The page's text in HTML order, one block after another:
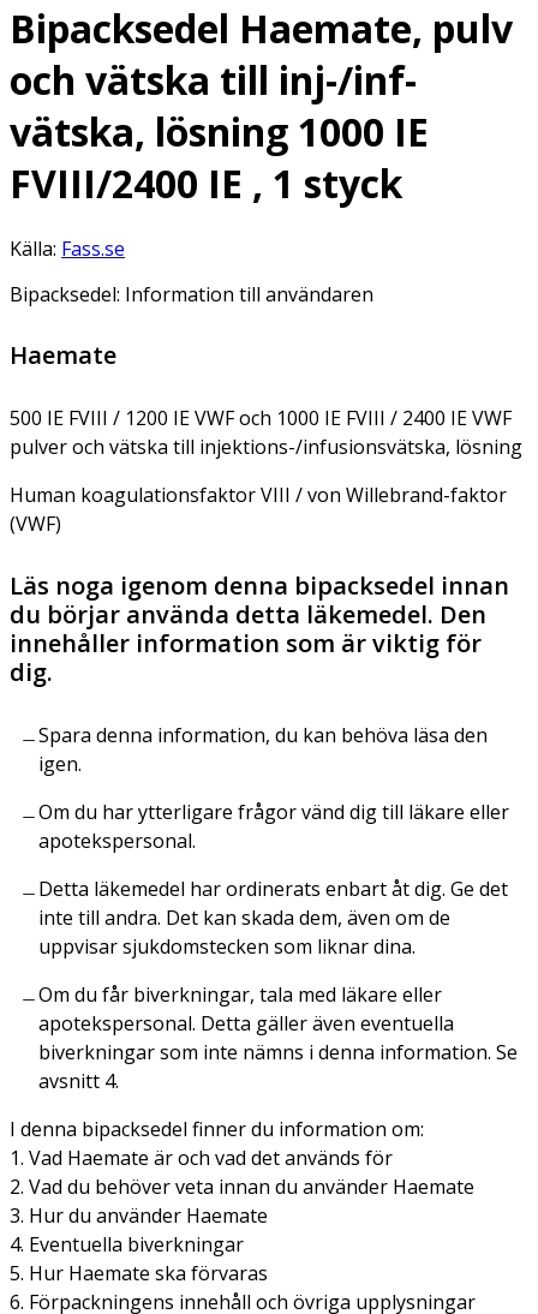
Bipacksedel Haemate, pulv
och vätska till inj-/inf-
vätska, lösning 1000 IE
FVIII/2400 IE , 1 styck
Källa: Fass.se
Bipacksedel: Information till användaren
Haemate
500 IE FVIII / 1200 IE VWF och 1000 IE FVIII / 2400 IE VWF
pulver och vätska till injektions-/infusionsvätska, lösning
Human koagulationsfaktor VIII / von Willebrand-faktor
(VWF)
Läs noga igenom denna bipacksedel innan
du börjar använda detta läkemedel. Den
innehåller information som är viktig för
dig.
Spara denna information, du kan behöva läsa den
igen.
Om du har ytterligare frågor vänd dig till läkare eller
apotekspersonal.
Detta läkemedel har ordinerats enbart åt dig. Ge det
inte till andra. Det kan skada dem, även om de
uppvisar sjukdomstecken som liknar dina.
Om du får biverkningar, tala med läkare eller
apotekspersonal. Detta gäller även eventuella
biverkningar som inte nämns i denna information. Se
avsnitt 4.
I denna bipacksedel finner du information om:
1. Vad Haemate är och vad det används för
2. Vad du behöver veta innan du använder Haemate
3. Hur du använder Haemate
4. Eventuella biverkningar
5. Hur Haemate ska förvaras
6. Förpackningens innehåll och övriga upplysningar